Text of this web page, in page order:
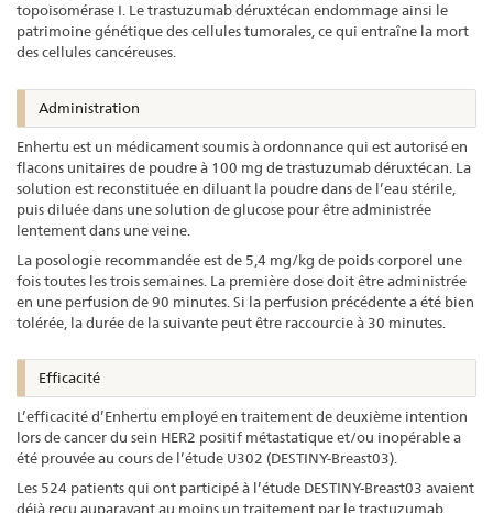
topoisomérase I. Le trastuzumab déruxtécan endommage ainsi le
patrimoine génétique des cellules tumorales, ce qui entraîne la mort
des cellules cancéreuses.
Administration
Enhertu est un médicament soumis à ordonnance qui est autorisé en
flacons unitaires de poudre à 100 mg de trastuzumab déruxtécan. La
solution est reconstituée en diluant la poudre dans de l’eau stérile,
puis diluée dans une solution de glucose pour être administrée
lentement dans une veine.
La posologie recommandée est de 5,4 mg/kg de poids corporel une
fois toutes les trois semaines. La première dose doit être administrée
en une perfusion de 90 minutes. Si la perfusion précédente a été bien
tolérée, la durée de la suivante peut être raccourcie à 30 minutes.
Efficacité
L’efficacité d’Enhertu employé en traitement de deuxième intention
lors de cancer du sein HER2 positif métastatique et/ou inopérable a
été prouvée au cours de l’étude U302 (DESTINY-Breast03).
Les 524 patients qui ont participé à l’étude DESTINY-Breast03 avaient
déjà reçu auparavant au moins un traitement par le trastuzumab